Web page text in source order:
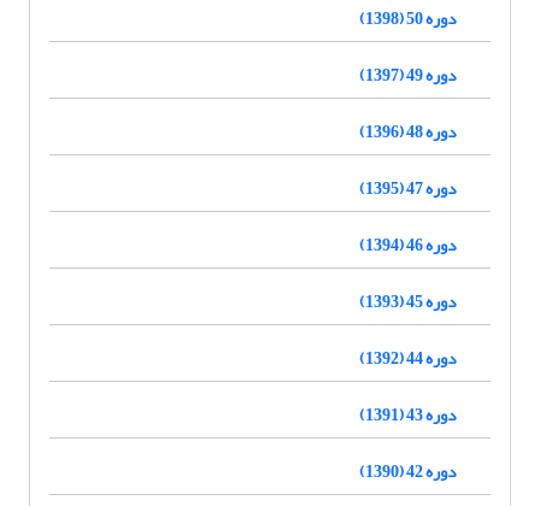
دوره 50 (1398)
دوره 49 (1397)
دوره 48 (1396)
دوره 47 (1395)
دوره 46 (1394)
دوره 45 (1393)
دوره 44 (1392)
دوره 43 (1391)
دوره 42 (1390)